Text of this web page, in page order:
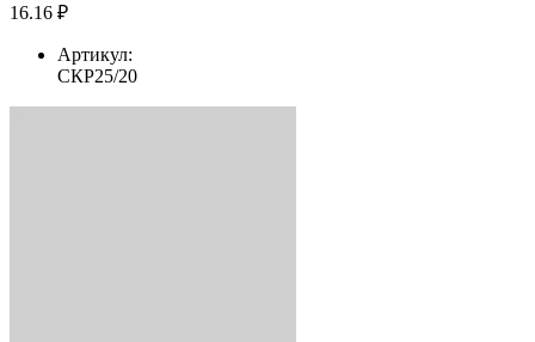
16.16 ₽
Артикул:
СКР25/20